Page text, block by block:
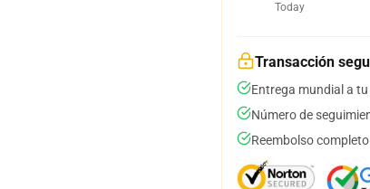
Today
Transacción
Entrega mundial a
Número de
Reembolso